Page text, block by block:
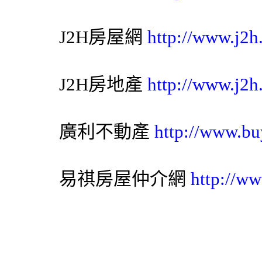
J2H房屋網 http://
J2H房地產 http://
廣利不動產 http://
易祺房屋仲介網 http://